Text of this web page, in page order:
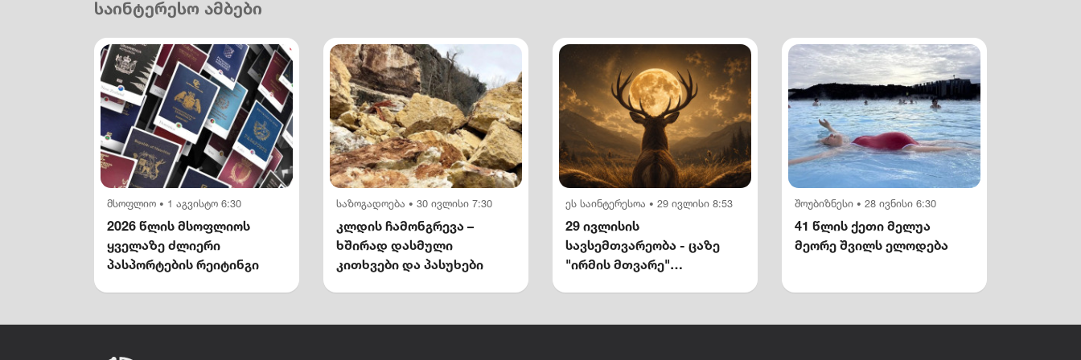
საინტერესო ამბები
მსოფლიო • 1 აგვისტო 6:30
2026 წლის მსოფლიოს
ყველაზე ძლიერი
პასპორტების რეიტინგი
საზოგადოება • 30 ივლისი 7:30
კლდის ჩამონგრევა –
ხშირად დასმული
კითხვები და პასუხები
ეს საინტერესოა • 29 ივლისი 8:53
29 ივლისის
სავსემთვარეობა - ცაზე
"ირმის მთვარე"
შოუბიზნესი • 28 ივნისი 6:30
41 წლის ქეთი მელუა
მეორე შვილს ელოდება